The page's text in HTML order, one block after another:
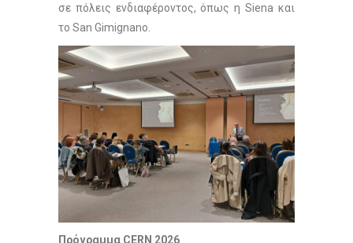
σε πόλεις ενδιαφέροντος, όπως η Siena και
το San Gimignano.
Πρόγραμμα CERN 2026